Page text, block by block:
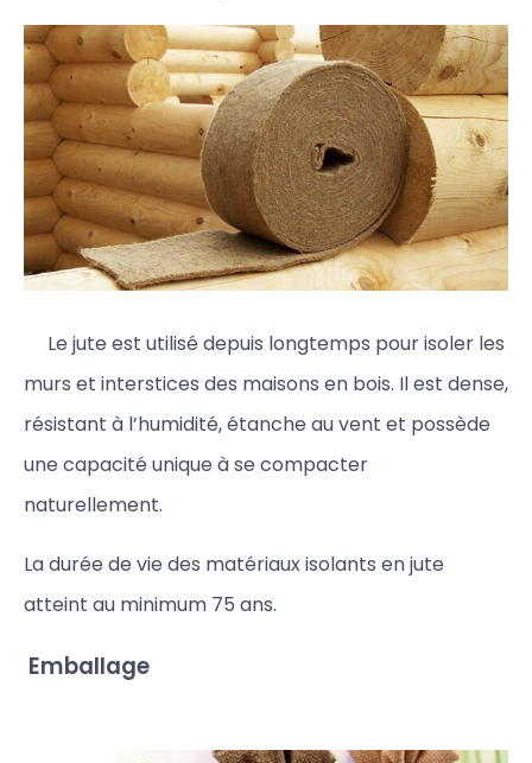
Le jute est utilisé depuis longtemps pour isoler les
murs et interstices des maisons en bois. Il est dense,
résistant à l’humidité, étanche au vent et possède
une capacité unique à se compacter
naturellement.
La durée de vie des matériaux isolants en jute
atteint au minimum 75 ans.
Emballage